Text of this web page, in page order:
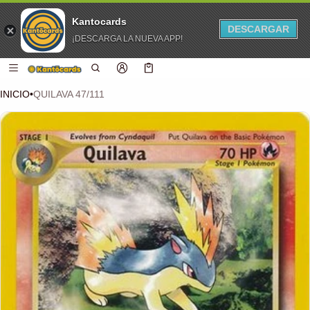
INICIO•QUILAVA 47/111
DEL PRODUCTO
Kantocards
¡DESCARGA LA NUEVA APP!
DESCARGAR